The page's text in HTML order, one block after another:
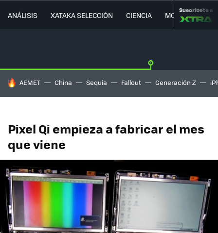
ANÁLISIS XATAKA SELECCIÓN CIENCIA MOVILIDAD
Suscríbete a
HOY SE HABLA DE
AEMET China Sequía Fallout Generación Z
Pixel Qi empieza a fabricar el mes
que viene